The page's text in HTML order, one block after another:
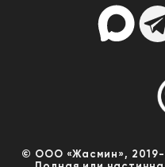
© ООО «Жасмин»,